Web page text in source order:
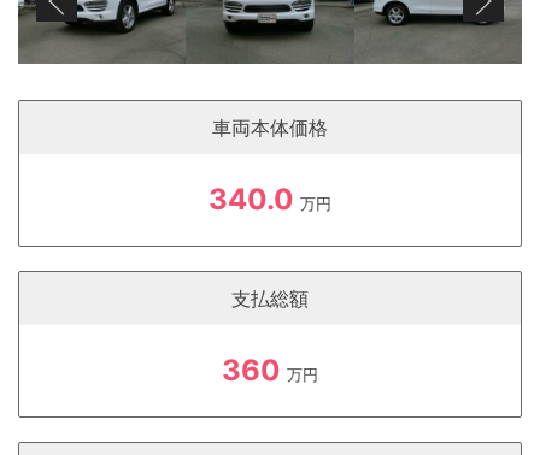
車両本体価格
340.0 万円
支払総額
360 万円